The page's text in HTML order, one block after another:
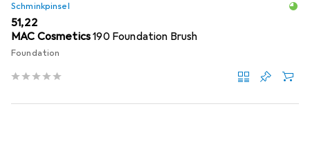
Schminkpinsel
EUR
51,22
MAC Cosmetics190 Foundation Brush
Foundation